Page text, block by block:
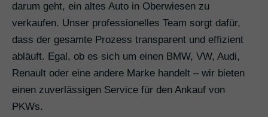
darum geht, ein altes Auto in Oberwiesen zu
verkaufen. Unser professionelles Team sorgt dafür,
dass der gesamte Prozess transparent und effizient
abläuft. Egal, ob es sich um einen BMW, VW, Audi,
Renault oder eine andere Marke handelt – wir bieten
einen zuverlässigen Service für den Ankauf von
PKWs.